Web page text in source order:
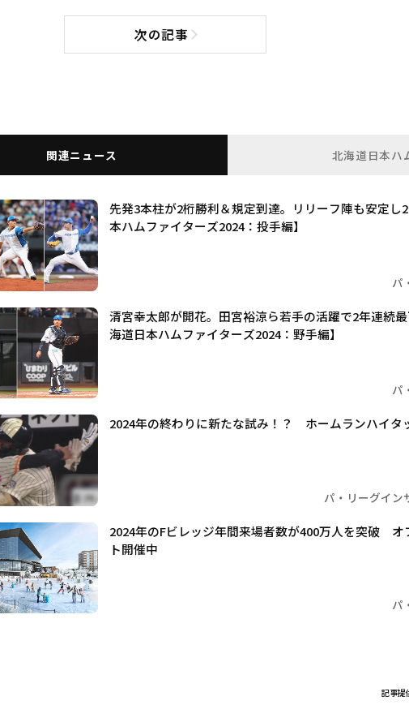
次の記事次の記事へ
関連ニュース 北海道日本ハ
先発3本柱が2桁勝利＆規定到達。リリーフ陣も安定し
本ハムファイターズ2024：投手編】
パ
清宮幸太郎が開花。田宮裕涼ら若手の活躍で2年連続
海道日本ハムファイターズ2024：野手編】
パ
2024年の終わりに新たな試み！？ ホームランハイタ
パ・リーグイン
2024年のFビレッジ年間来場者数が400万人を突破 オ
ト開催中
パ
記事提